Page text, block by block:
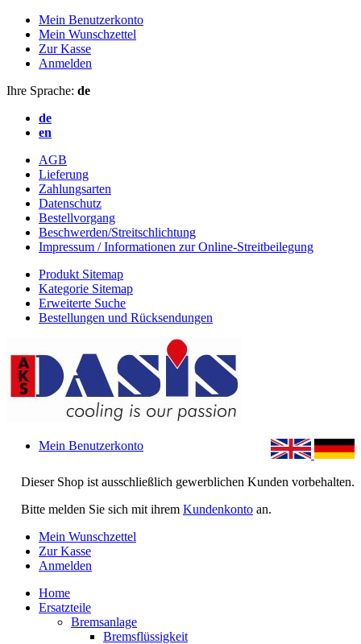
Mein Benutzerkonto
Mein Wunschzettel
Zur Kasse
Anmelden
Ihre Sprache: de
de
en
AGB
Lieferung
Zahlungsarten
Datenschutz
Bestellvorgang
Beschwerden/Streitschlichtung
Impressum / Informationen zur Online-Streitbeilegung
Produkt Sitemap
Kategorie Sitemap
Erweiterte Suche
Bestellungen und Rücksendungen
Dieser Shop ist ausschließlich gewerblichen Kunden vorbehalten.
Bitte melden Sie sich mit ihrem Kundenkonto an.
Mein Benutzerkonto
Mein Wunschzettel
Zur Kasse
Anmelden
Home
Ersatzteile
Bremsanlage
Bremsflüssigkeit